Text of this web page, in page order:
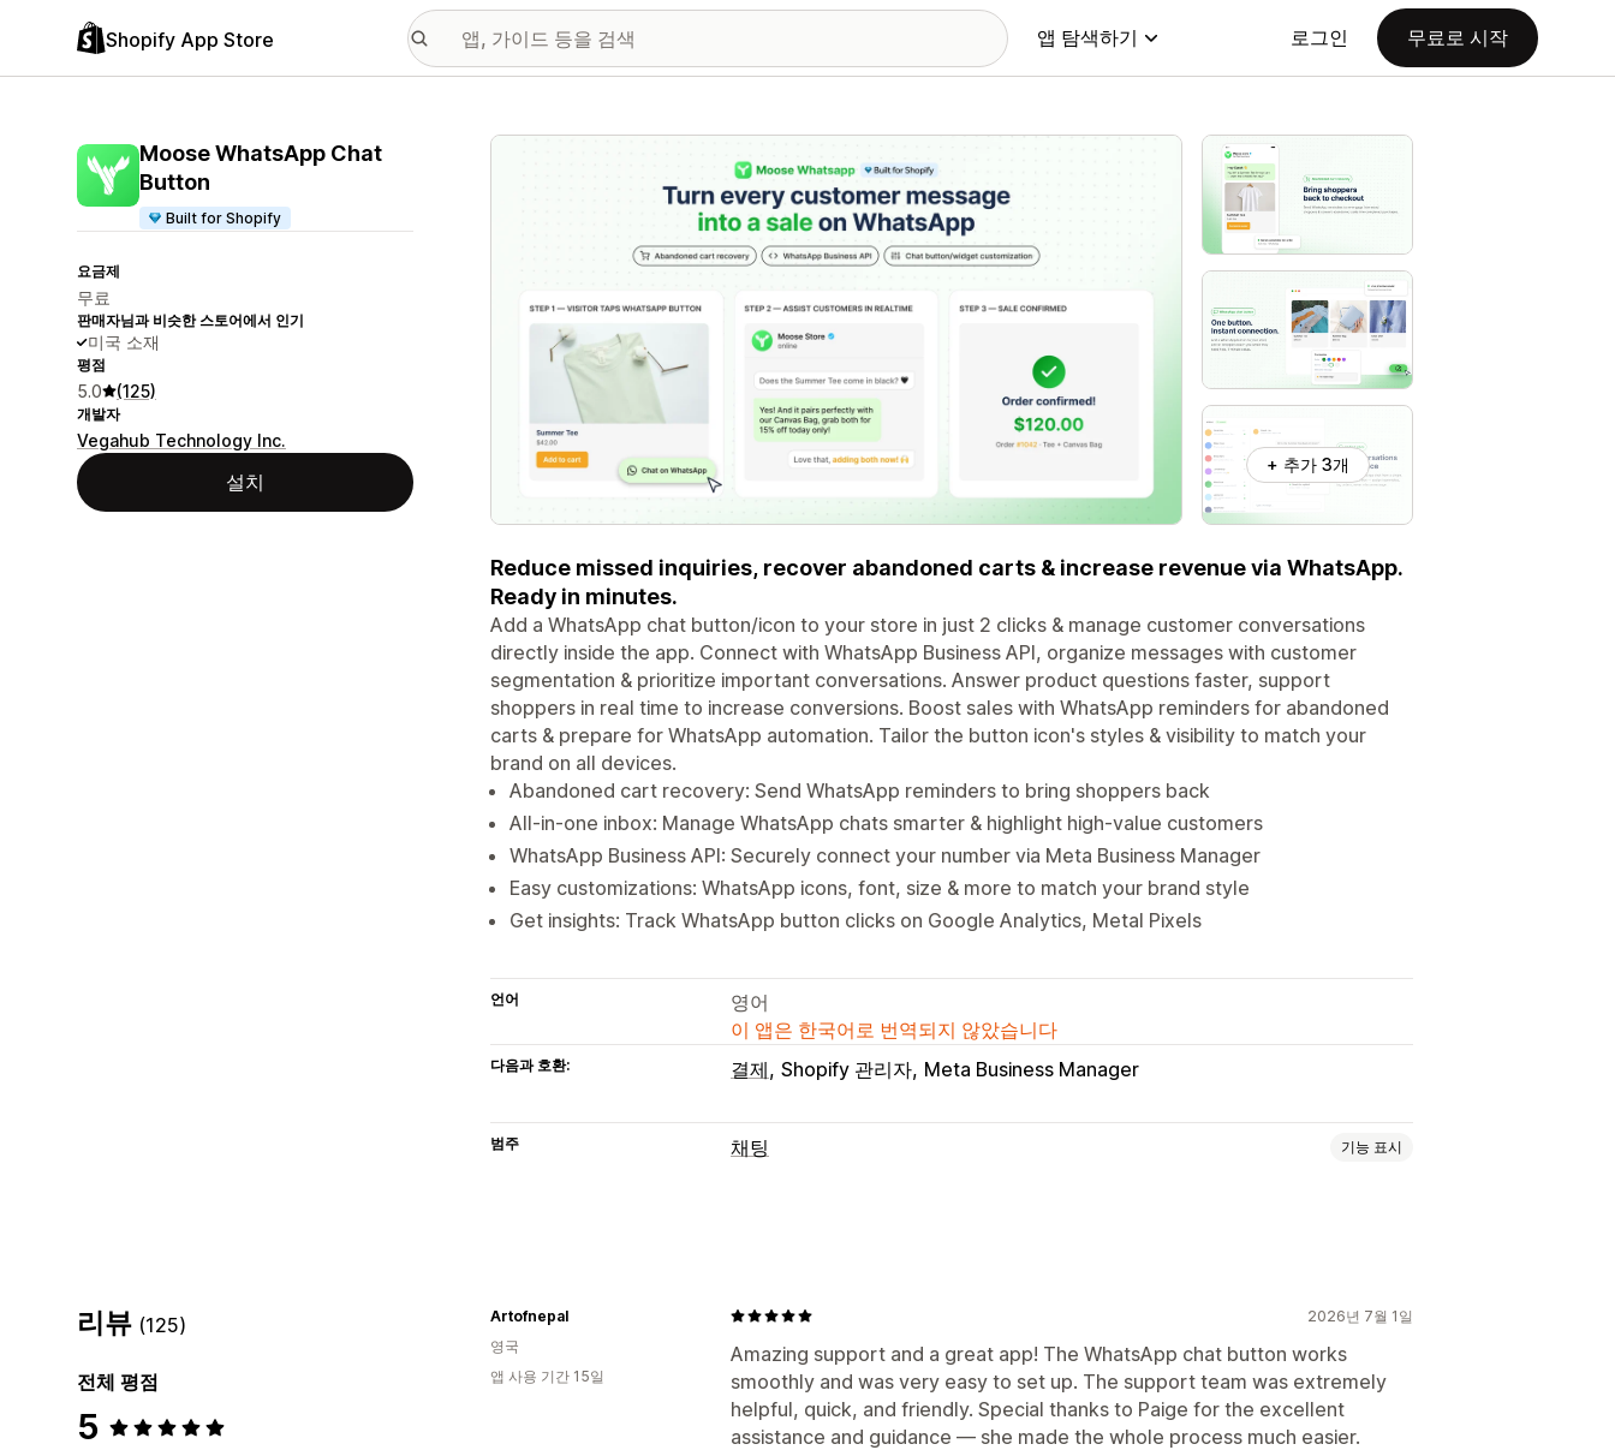
Shopify App Store 앱 탐색하기 로그인 무료로 시작
Moose WhatsApp Chat
Button
Built for Shopify
요금제
무료
판매자님과 비슷한 스토어에서 인기
미국 소재
평점
5.0 (125)
개발자
Vegahub Technology Inc.
설치
추천 이미지 갤러리
+ 추가 3개
Reduce missed inquiries, recover abandoned carts & increase revenue via WhatsApp.
Ready in minutes.
Add a WhatsApp chat button/icon to your store in just 2 clicks & manage customer conversations
directly inside the app. Connect with WhatsApp Business API, organize messages with customer
segmentation & prioritize important conversations. Answer product questions faster, support
shoppers in real time to increase conversions. Boost sales with WhatsApp reminders for abandoned
carts & prepare for WhatsApp automation. Tailor the button icon's styles & visibility to match your
brand on all devices.
Abandoned cart recovery: Send WhatsApp reminders to bring shoppers back
All-in-one inbox: Manage WhatsApp chats smarter & highlight high-value customers
WhatsApp Business API: Securely connect your number via Meta Business Manager
Easy customizations: WhatsApp icons, font, size & more to match your brand style
Get insights: Track WhatsApp button clicks on Google Analytics, Metal Pixels
언어
영어
이 앱은 한국어로 번역되지 않았습니다
다음과 호환: 결제 Shopify 관리자 Meta Business Manager
범주 채팅 기능 표시
인사말
맞춤 설정
색상 및 글꼴 이모티콘 및 스티커 환영 메시지 채팅 버튼
리뷰 (125)
전체 평점
5
2026년 7월 1일
Amazing support and a great app! The WhatsApp chat button works
smoothly and was very easy to set up. The support team was extremely
helpful, quick, and friendly. Special thanks to Paige for the excellent
assistance and guidance — she made the whole process much easier.
Artofnepal
영국
앱 사용 기간 15일